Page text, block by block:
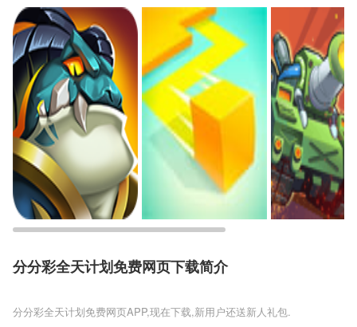
分分彩全天计划免费网页下载简介
分分彩全天计划免费网页